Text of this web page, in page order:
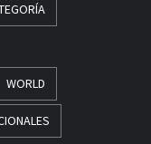
WORLD